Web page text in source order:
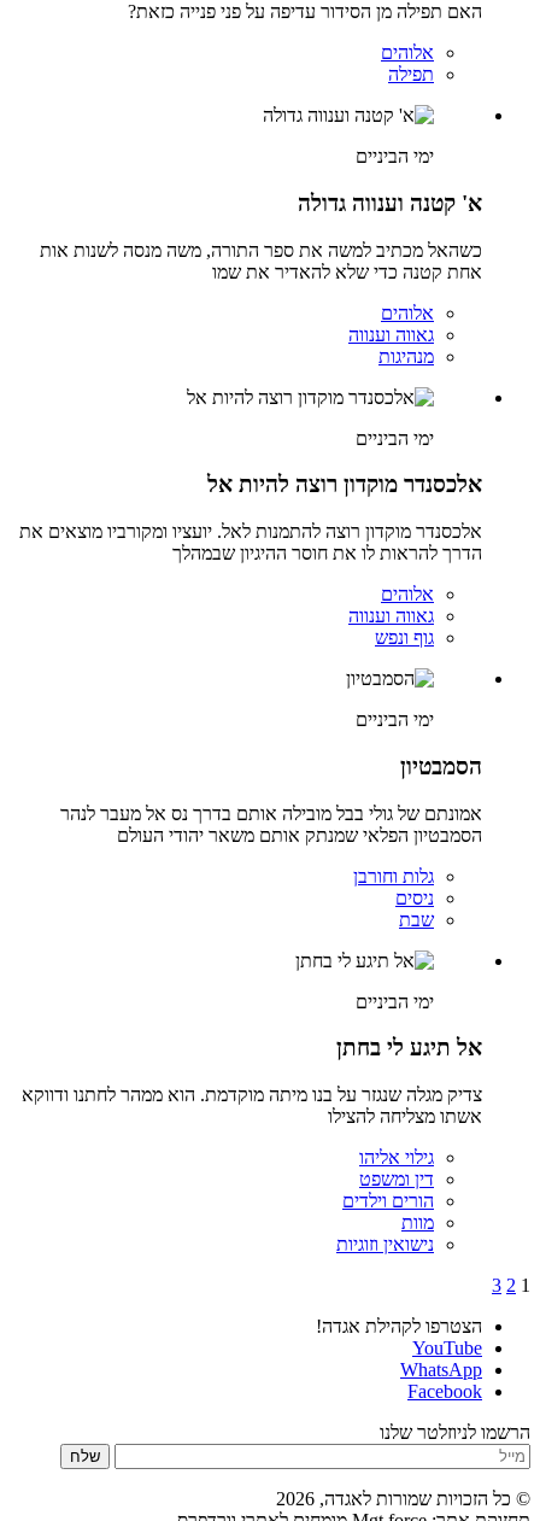
האם תפילה מן הסידור עדיפה על פני פנייה כזאת?
אלוהים
תפילה
ימי הביניים
א' קטנה וענווה גדולה
כשהאל מכתיב למשה את ספר התורה, משה מנסה לשנות אות
אחת קטנה כדי שלא להאדיר את שמו
אלוהים
גאווה וענווה
מנהיגות
ימי הביניים
אלכסנדר מוקדון רוצה להיות אל
אלכסנדר מוקדון רוצה להתמנות לאל. יועציו ומקורביו מוצאים את
הדרך להראות לו את חוסר ההיגיון שבמהלך
אלוהים
גאווה וענווה
גוף ונפש
ימי הביניים
הסמבטיון
אמונתם של גולי בבל מובילה אותם בדרך נס אל מעבר לנהר
הסמבטיון הפלאי שמנתק אותם משאר יהודי העולם
גלות וחורבן
ניסים
שבת
ימי הביניים
אל תיגע לי בחתן
צדיק מגלה שנגזר על בנו מיתה מוקדמת. הוא ממהר לחתנו ודווקא
אשתו מצליחה להצילו
גילוי אליהו
דין ומשפט
הורים וילדים
מוות
נישואין וזוגיות
Posts
pagination
1
2
3
הצטרפו לקהילת אגדה!
YouTube
WhatsApp
Facebook
הרשמו לניוזלטר שלנו
שלח
© כל הזכויות שמורות לאגדה, 2026